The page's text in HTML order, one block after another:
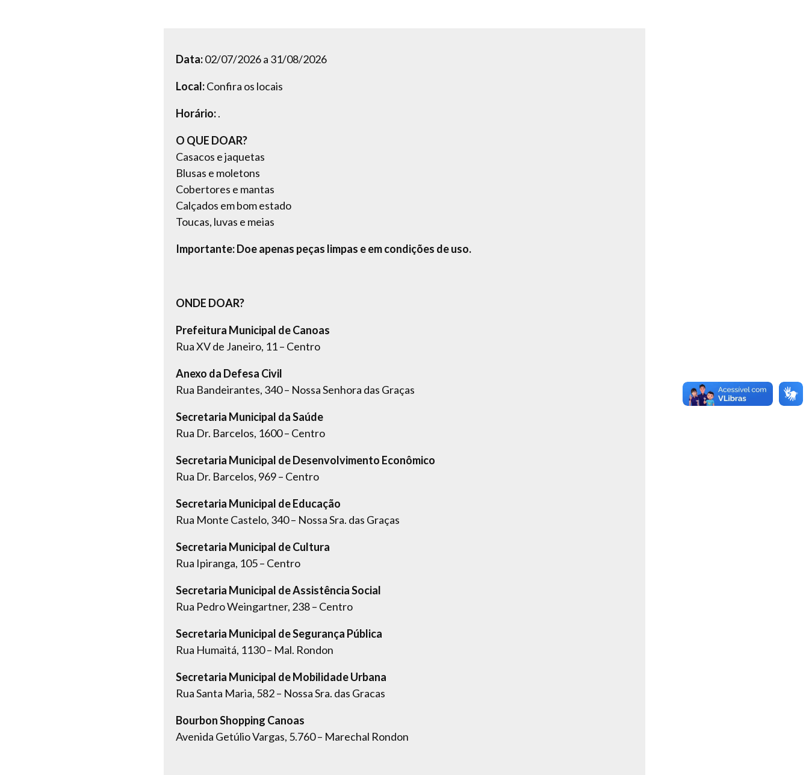
Data:02/07/2026 a 31/08/2026
Local:Confira os locais
Horário:.
O QUE DOAR?
Casacos e jaquetas
Blusas e moletons
Cobertores e mantas
Calçados em bom estado
Toucas, luvas e meias
Importante: Doe apenas peças limpas e em condições de uso.
ONDE DOAR?
Prefeitura Municipal de Canoas
Rua XV de Janeiro, 11 – Centro
Anexo da Defesa Civil
Rua Bandeirantes, 340 – Nossa Senhora das Graças
Secretaria Municipal da Saúde
Rua Dr. Barcelos, 1600 – Centro
Secretaria Municipal de Desenvolvimento Econômico
Rua Dr. Barcelos, 969 – Centro
Secretaria Municipal de Educação
Rua Monte Castelo, 340 – Nossa Sra. das Graças
Secretaria Municipal de Cultura
Rua Ipiranga, 105 – Centro
Secretaria Municipal de Assistência Social
Rua Pedro Weingartner, 238 – Centro
Secretaria Municipal de Segurança Pública
Rua Humaitá, 1130 – Mal. Rondon
Secretaria Municipal de Mobilidade Urbana
Rua Santa Maria, 582 – Nossa Sra. das Gracas
Bourbon Shopping Canoas
Avenida Getúlio Vargas, 5.760 – Marechal Rondon